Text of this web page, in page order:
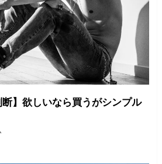
断】欲しいなら買うがシンプル